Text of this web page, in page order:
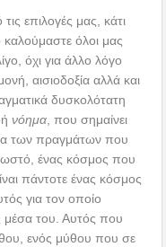
επιλογές μας, κάτι
καλούμαστε όλοι μας
όχι για άλλο λόγο
αισιοδοξία αλλά και
δυσκολότατη
νόημα , που σημαίνει
των πραγμάτων που
ένας κόσμος που
πάντοτε ένας κόσμος
για τον οποίο
μέσα του. Αυτός που
ενός μύθου που σε